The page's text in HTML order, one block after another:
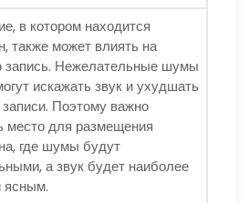
в котором находится
также может влиять на
запись. Нежелательные шумы
искажать звук и ухудшать
записи. Поэтому важно
место для размещения
где шумы будут
а звук будет наиболее
ясным.